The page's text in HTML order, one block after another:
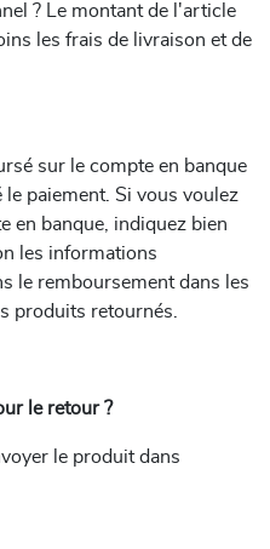
? Le montant de l'article
les frais de livraison et de
sur le compte en banque
le paiement. Si vous voulez
en banque, indiquez bien
les informations
le remboursement dans les
produits retournés.
le retour ?
le produit dans